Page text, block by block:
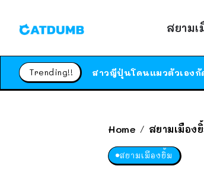
สยาม
Trending!!
Home / สยามเมือง
สยามเมืองยิ้ม